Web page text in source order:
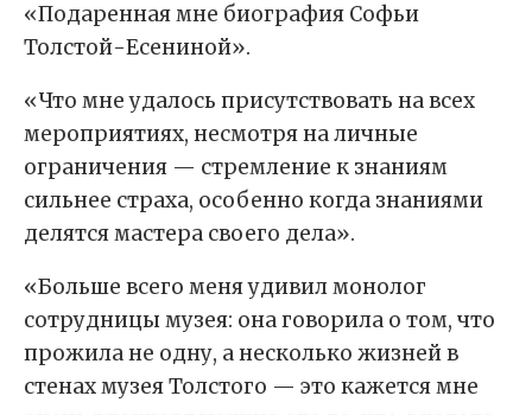
«Подаренная мне биография Софьи
Толстой-Есениной».
«Что мне удалось присутствовать на всех
мероприятиях, несмотря на личные
ограничения — стремление к знаниям
сильнее страха, особенно когда знаниями
делятся мастера своего дела».
«Больше всего меня удивил монолог
сотрудницы музея: она говорила о том, что
прожила не одну, а несколько жизней в
стенах музея Толстого — это кажется мне